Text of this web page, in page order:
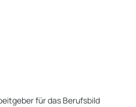
für das Berufsbild